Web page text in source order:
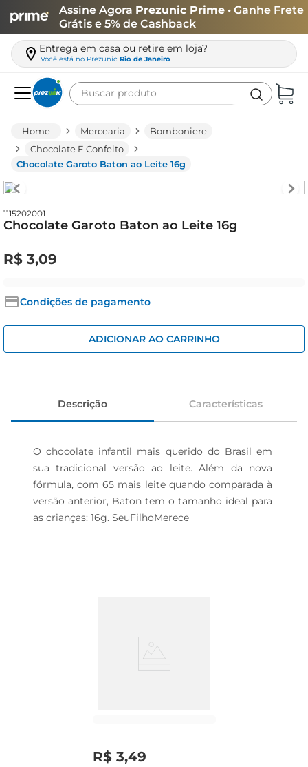
Assine Agora Prezunic Prime • Ganhe Frete
Grátis e 5% de Cashback
Entrega em casa ou retire em loja?
Você está no Prezunic Rio de Janeiro
Buscar produto
Mercearia
Bomboniere
Chocolate E Confeito
Chocolate Garoto Baton ao Leite 16g
1115202001
Chocolate Garoto Baton ao Leite 16g
R$ 3,09
Condições de pagamento
ADICIONAR AO CARRINHO
Descrição Características
O chocolate infantil mais querido do Brasil em
sua tradicional versão ao leite. Além da nova
fórmula, com 65 mais leite quando comparada à
versão anterior, Baton tem o tamanho ideal para
as crianças: 16g. SeuFilhoMerece
R$ 3,49
leite
queijo
azeite
cerveja